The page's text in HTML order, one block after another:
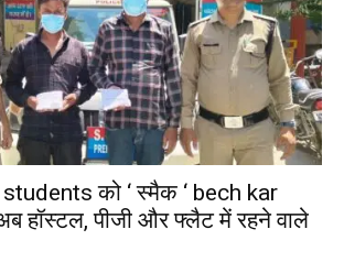
को ‘ स्मैक ‘ bech kar
हॉस्टल, पीजी और फ्लैट में रहने वाले